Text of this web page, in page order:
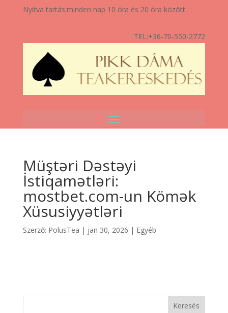
Nyitva tartás:minden nap 10 óra és 20 óra között
TEL:+36-70-550-2772
Müştəri Dəstəyi
İstiqamətləri:
mostbet.com-un Kömək
Xüsusiyyətləri
Szerző: PolusTea | jan 30, 2026 | Egyéb